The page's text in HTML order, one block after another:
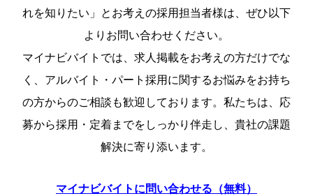
れを知りたい」とお考えの採用担当者様は、ぜひ以下
よりお問い合わせください。
マイナビバイトでは、求人掲載をお考えの方だけでな
く、アルバイト・パート採用に関するお悩みをお持ち
の方からのご相談も歓迎しております。私たちは、応
募から採用・定着までをしっかり伴走し、貴社の課題
解決に寄り添います。
マイナビバイトに問い合わせる（無料）